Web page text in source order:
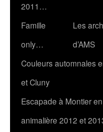
contenu
2011…
Famille
only…
Les
d’AMS
Couleurs automnales
et Cluny
Escapade à Montier
animalière 2012 et